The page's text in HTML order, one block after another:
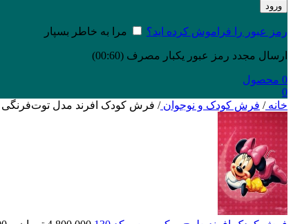
ورود
رمز عبور را فراموش کرده اید؟ مرا به خاطر بسپار
ارسال مجدد رمز عبور یکبار مصرف (00:
60
)
0 محصول
0
خانه/ فرش کودک و نوجوان/ فرش کودک افرند مدل توت‌فرنگی